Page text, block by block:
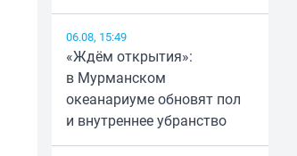
06.08, 15:49
«Ждём открытия»:
в Мурманском
океанариуме обновят пол
и внутреннее убранство